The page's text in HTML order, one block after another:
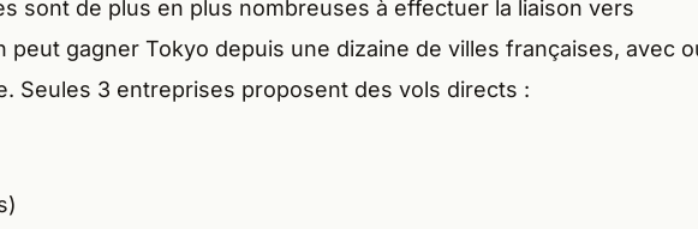
sont de plus en plus nombreuses à effectuer la liaison vers
peut gagner Tokyo depuis une dizaine de villes françaises, avec
Seules 3 entreprises proposent des vols directs :